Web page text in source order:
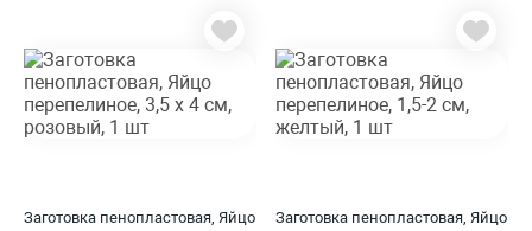
Заготовка пенопластовая, Яйцо
Заготовка пенопластовая, Яйцо